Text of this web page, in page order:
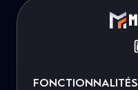
FONCTIONNALITÉS